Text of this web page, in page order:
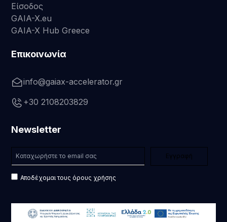
Είσοδος
GAIA-X.eu
GAIA-X Hub Greece
Επικοινωνία
info@gaiax-accelerator.gr
+30 2108203829
Newsletter
Αποδέχομαι τους όρους χρήσης